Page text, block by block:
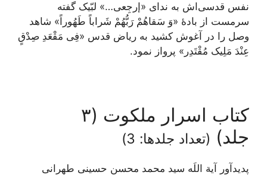
نفس قدسی‌اش به نداى «إرجِعی…» لبّیک گفته
سرمست از بادۀ «وَ سَقاهُمْ رَبُّهُمْ شَراباً طَهُوراً» شاهد
وصل را در آغوش کشید به ریاض قدس «فِی مَقْعَدِ صِدْقٍ
عِنْدَ مَلِیک مُقْتَدِر» پرواز نمود.
کتاب اسرار ملکوت (۳
جلد) (تعداد جلدها: 3)
پدیدآور آیة اللَه سید محمد محسن حسینی طهرانی